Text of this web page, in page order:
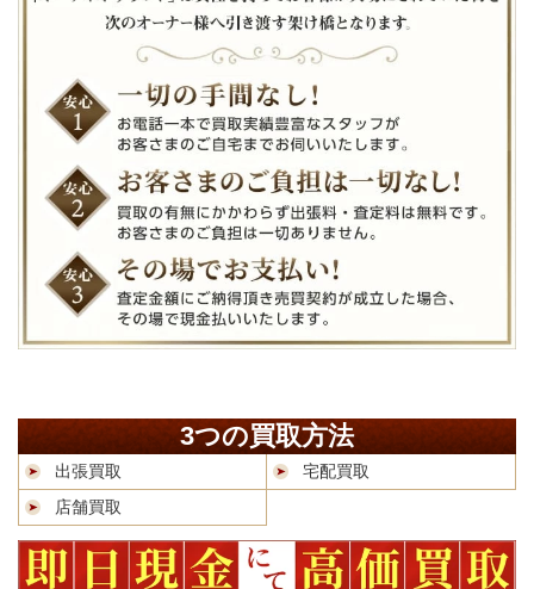
3つの買取方法
出張買取
宅配買取
店舗買取